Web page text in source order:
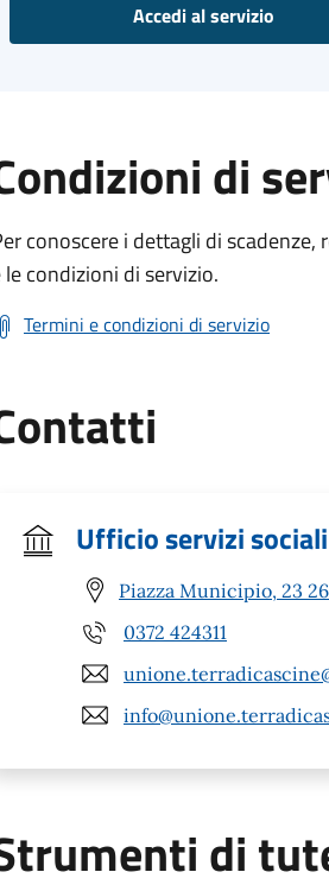
Accedi al servizio
di
conoscere i dettagli di
le condizioni di servizio.
Termini e condizioni di servizio
Ufficio servizi sociali
Piazza Municipio, 23
0372 424311
di